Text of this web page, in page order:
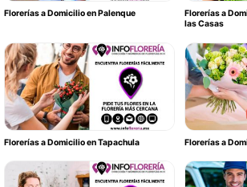
Florerías a Domicilio en Palenque
Florerías a
las Casas
Florerías a Domicilio en Tapachula Florerías a